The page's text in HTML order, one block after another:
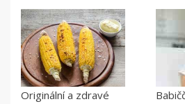
Originální a zdravé